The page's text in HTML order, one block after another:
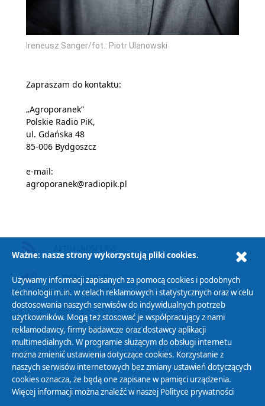
Ireneusz Sanger/fot.: Piotr Ulanowski
Zapraszam do kontaktu:
„Agroporanek”
Polskie Radio PiK,
ul. Gdańska 48
85-006 Bydgoszcz
e-mail:
agroporanek@radiopik.pl
PODCAST AUDIO
Polityka Prywatności
Zasady korzystania z Serwisu
Organizacje Pożytku Publicznego
Ważne: nasze strony wykorzystują pliki cookies.
Używamy informacji zapisanych za pomocą cookies i podobnych
technologii m.in. w celach reklamowych i statystycznych oraz w celu
dostosowania naszych serwisów do indywidualnych potrzeb
użytkowników. Mogą też stosować je współpracujący z nami
reklamodawcy, firmy badawcze oraz dostawcy aplikacji
multimedialnych. W programie służącym do obsługi internetu
można zmienić ustawienia dotyczące cookies. Korzystanie z
naszych serwisów internetowych bez zmiany ustawień dotyczących
cookies oznacza, że będą one zapisane w pamięci urządzenia.
Więcej informacji można znaleźć w naszej Polityce prywatności